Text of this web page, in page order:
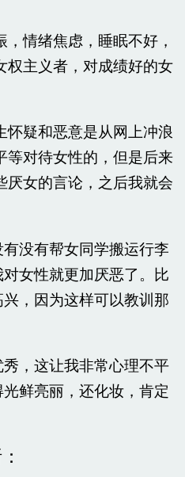
情绪焦虑，睡眠不好，
主义者，对成绩好的女
疑和恶意是从网上冲浪
对待女性的，但是后来
女的言论，之后我就会
没有帮女同学搬运行李
女性就更加厌恶了。比
，因为这样可以教训那
，这让我非常心理不平
鲜亮丽，还化妆，肯定